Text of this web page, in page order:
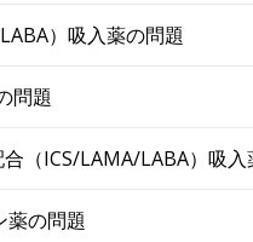
）吸入薬の問題
問題
合（ICS/LAMA/LABA）吸入
薬の問題